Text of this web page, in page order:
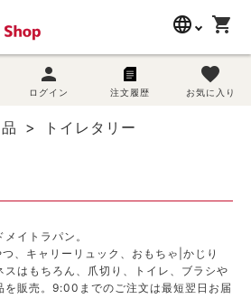
language
lang-name
shopping_cart
person
ログイン 注文履歴
favorite
お気に入り
search
す
トイレタリー
イトラパン。
、 キャリーリュック 、 おもちゃ|かじり
スはもちろん、 爪切り 、 トイレ 、 ブラシや
を販売。9:00までのご注文は最短翌日お届